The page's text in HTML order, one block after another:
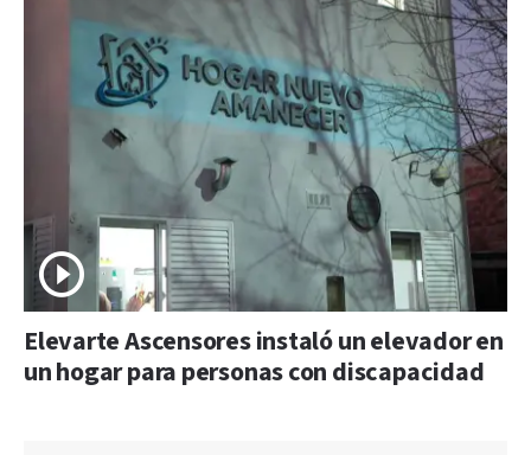
Elevarte Ascensores instaló un elevador en
un hogar para personas con discapacidad